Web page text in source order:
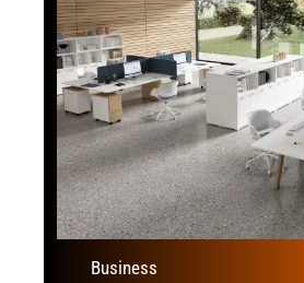
Business